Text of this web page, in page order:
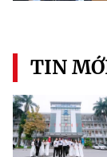
TIN